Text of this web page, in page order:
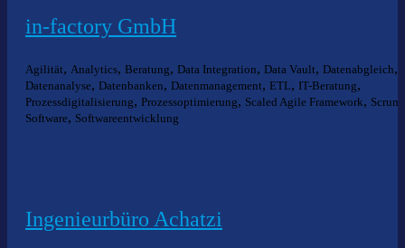
in-factory GmbH
Agilität, Analytics, Beratung, Data Integration, Data Vault, Datenabgleich,
Datenanalyse, Datenbanken, Datenmanagement, ETL, IT-Beratung,
Prozessdigitalisierung, Prozessoptimierung, Scaled Agile Framework, Scrum
Software, Softwareentwicklung
Ingenieurbüro Achatzi